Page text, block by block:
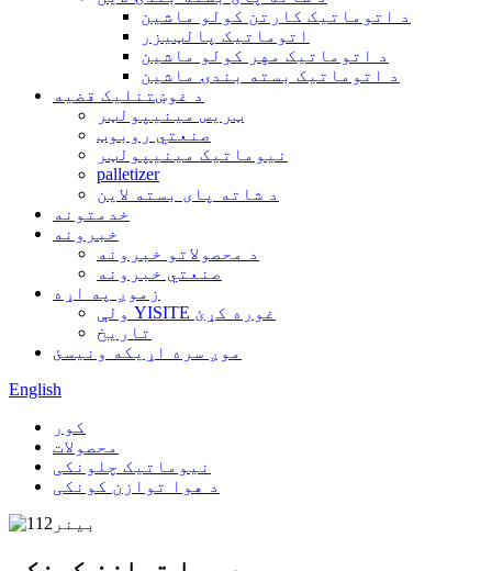
د اتوماتیک کارتن کولو ماشین
اتوماتیک پالټیزر
د اتوماتیک مهر کولو ماشین
د اتوماتیک بسته بندۍ ماشین
د غوښتنلیک قضیه
ټریس مینیپولټر
صنعتي روبوټ
نیوماتیک مینیپولټر
palletizer
د شاته پای بسته لاین
خدمتونه
خبرونه
د محصولاتو خبرونه
صنعتي خبرونه
زموږ په اړه
ولې YISITE غوره کړئ
تاریخ
موږ سره اړیکه ونیسئ
English
کور
محصولات
نیوماتیک چلونکی
د هوا توازن کونکی